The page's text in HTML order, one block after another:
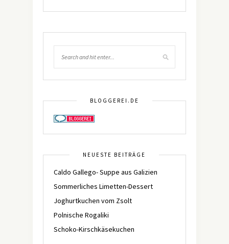
BLOGGEREI.DE
NEUESTE BEITRÄGE
Caldo Gallego- Suppe aus Galizien
Sommerliches Limetten-Dessert
Joghurtkuchen vom Zsolt
Polnische Rogaliki
Schoko-Kirschkäsekuchen